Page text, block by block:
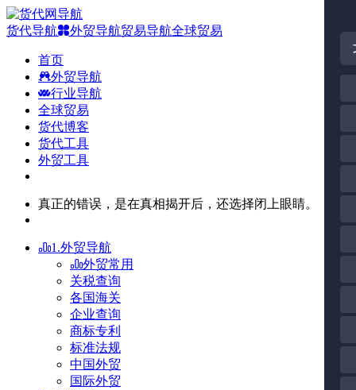
货代导航 外贸导航贸易导航全球贸易
首页
外贸导航
行业导航
全球贸易
货代博客
货代工具
外贸工具
真正的错误，是在真相揭开后，还选择闭上眼睛。
1.外贸导航
外贸常用
关税查询
各国海关
企业查询
商标专利
标准法规
中国外贸
国际外贸